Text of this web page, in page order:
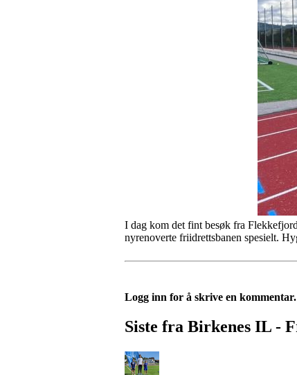
I dag kom det fint besøk fra
nyrenoverte friidrettsbanen spesielt.
Logg inn for å skrive en kommentar.
Siste fra Birkenes IL -